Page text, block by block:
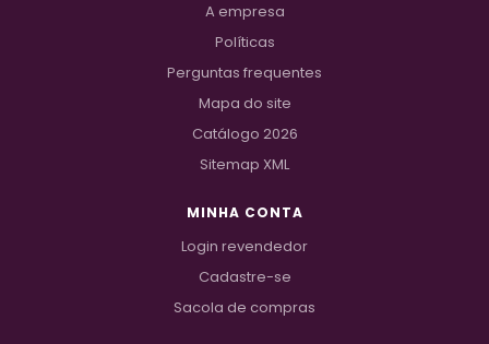
A empresa
Políticas
Perguntas frequentes
Mapa do site
Catálogo 2026
Sitemap XML
MINHA CONTA
Login revendedor
Cadastre-se
Sacola de compras